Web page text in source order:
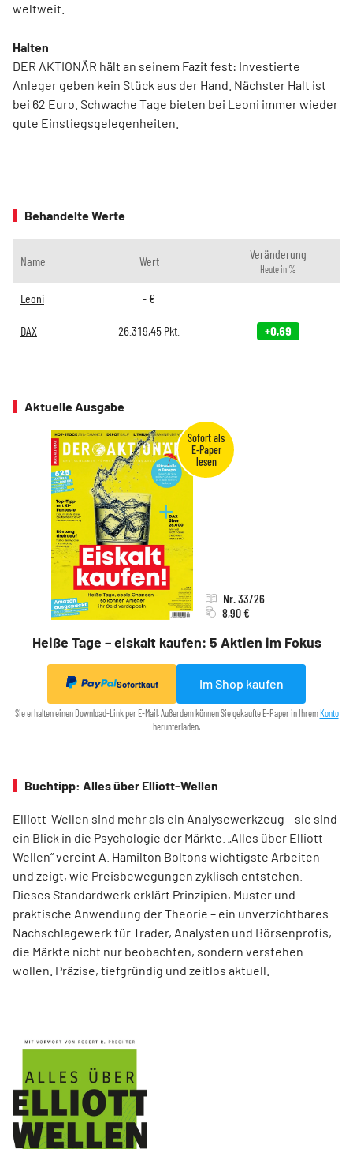
weltweit.
Halten
DER AKTIONÄR hält an seinem Fazit fest: Investierte
Anleger geben kein Stück aus der Hand. Nächster Halt ist
bei 62 Euro. Schwache Tage bieten bei Leoni immer wieder
gute Einstiegsgelegenheiten.
Behandelte Werte
Name Wert Veränderung
Heute in %
Leoni - €
DAX 26.319,45 Pkt. +0,69
Aktuelle Ausgabe
Heiße Tage – eiskalt kaufen: 5 Aktien im Fokus
Nr. 33/26
8,90 €
Sofortkauf Im Shop kaufen
Sie erhalten einen Download-Link per E-Mail. Außerdem können Sie gekaufte E-Paper in Ihrem Konto
herunterladen.
Buchtipp: Alles über Elliott-Wellen
Elliott-Wellen sind mehr als ein Analysewerkzeug – sie sind
ein Blick in die Psychologie der Märkte. „Alles über Elliott-
Wellen“ vereint A. Hamilton Boltons wichtigste Arbeiten
und zeigt, wie Preisbewegungen zyklisch entstehen.
Dieses Standardwerk erklärt Prinzipien, Muster und
praktische Anwendung der Theorie – ein unverzichtbares
Nachschlagewerk für Trader, Analysten und Börsenprofis,
die Märkte nicht nur beobachten, sondern verstehen
wollen. Präzise, tiefgründig und zeitlos aktuell.